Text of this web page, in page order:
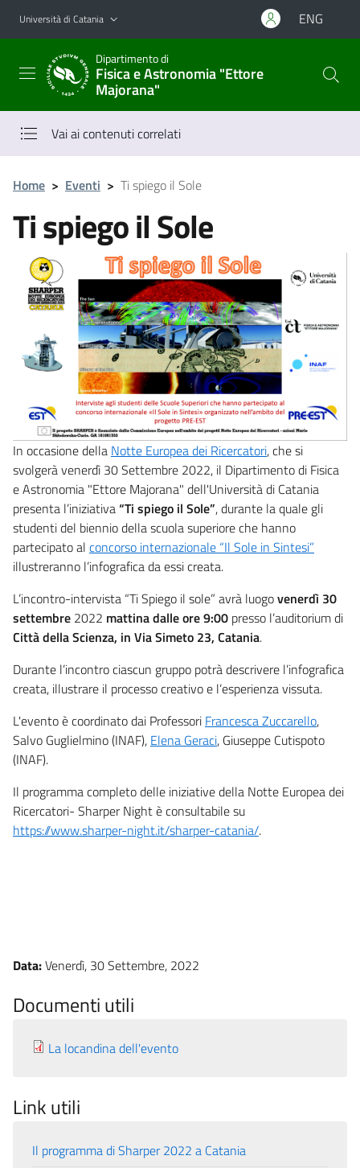
Vai al contenuto principale
Vai al menu di navigazione
Università di Catania ENG
Dipartimento di
Fisica e Astronomia "Ettore
Majorana"
Vai ai contenuti correlati
Home > Eventi > Ti spiego il Sole
Ti spiego il Sole
In occasione della Notte Europea dei Ricercatori, che si
svolgerà venerdì 30 Settembre 2022, il Dipartimento di Fisica
e Astronomia "Ettore Majorana" dell'Università di Catania
presenta l’iniziativa“Ti spiego il Sole”, durante la quale gli
studenti del biennio della scuola superiore che hanno
partecipato al concorso internazionale “Il Sole in Sintesi”
illustreranno l’infografica da essi creata.
L’incontro-intervista “Ti Spiego il sole” avrà luogovenerdì 30
settembre 2022 mattina dalle ore 9:00 presso l’auditorium di
Città della Scienza, in Via Simeto 23, Catania.
Durante l’incontro ciascun gruppo potrà descrivere l’infografica
creata, illustrare il processo creativo e l’esperienza vissuta.
L'evento è coordinato dai Professori Francesca Zuccarello,
Salvo Guglielmino (INAF), Elena Geraci, Giuseppe Cutispoto
(INAF).
Il programma completo delle iniziative della Notte Europea dei
Ricercatori- Sharper Night è consultabile su
https://www.sharper-night.it/sharper-catania/.
Data:Venerdì, 30 Settembre, 2022
Documenti utili
La locandina dell'evento
Link utili
Il programma di Sharper 2022 a Catania